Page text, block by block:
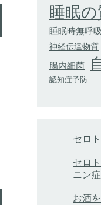
睡眠の
睡眠時無呼
神経伝達物質
腸内細菌
認知症予防
セロ
セロ
ニン
お酒